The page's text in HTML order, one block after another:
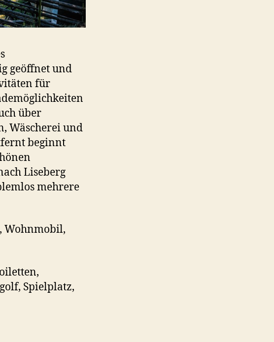
geöffnet und
für
über
Wäscherei und
beginnt
Liseberg
mehrere
Wohnmobil,
Spielplatz,